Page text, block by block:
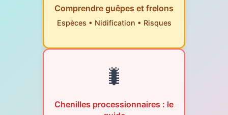
Comprendre guêpes et frelons
Espèces • Nidification • Risques
🐛
Chenilles processionnaires : le